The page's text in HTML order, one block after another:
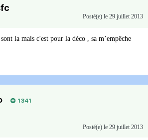
Posté(e) le 29 juillet 2013
la mais c'est pour la déco , sa m’empêche
1 341
Posté(e) le 29 juillet 2013